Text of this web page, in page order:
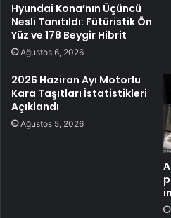
Hyundai Kona’nın Üçüncü
Nesli Tanıtıldı: Fütüristik Ön
Yüz ve 178 Beygir Hibrit
Ağustos 6, 2026
2026 Haziran Ayı Motorlu
Kara Taşıtları İstatistikleri
Açıklandı
Ağustos 5, 2026